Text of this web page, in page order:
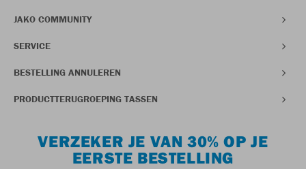
JAKO COMMUNITY
SERVICE
BESTELLING ANNULEREN
PRODUCTTERUGROEPING TASSEN
VERZEKER JE VAN 30% OP JE
EERSTE BESTELLING